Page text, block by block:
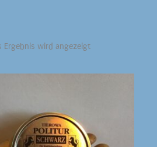
Ergebnis wird angezeigt